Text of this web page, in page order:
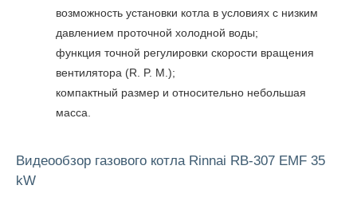
возможность установки котла в условиях с низким
давлением проточной холодной воды;
функция точной регулировки скорости вращения
вентилятора (R. P. M.);
компактный размер и относительно небольшая
масса.
Видеообзор газового котла Rinnai RB-307 EMF 35
kW